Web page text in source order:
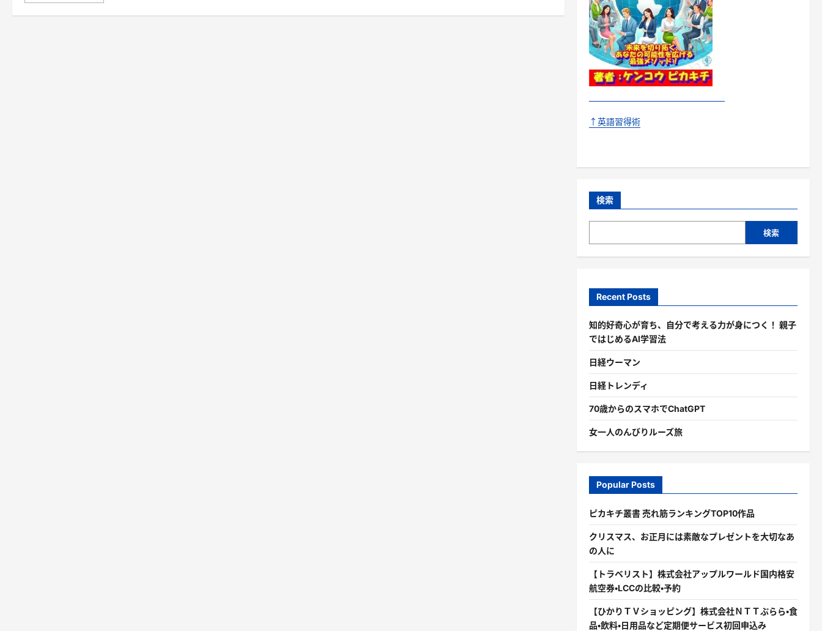
は
↑英語習得術
検索
検索
Recent Posts
知的好奇心が育ち、自分で考える力が身につく！ 親子
ではじめるAI学習法
日経ウーマン
日経トレンディ
70歳からのスマホでChatGPT
女一人のんびりルーズ旅
Popular Posts
ピカキチ叢書 売れ筋ランキングTOP10作品
クリスマス、お正月には素敵なプレゼントを大切なあ
の人に
【トラベリスト】株式会社アップルワールド国内格安
航空券・LCCの比較・予約
【ひかりＴＶショッピング】株式会社ＮＴＴぷらら・食
品・飲料・日用品など定期便サービス初回申込み